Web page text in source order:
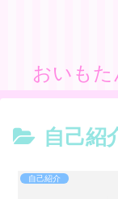
おいも
自己紹
自己紹介